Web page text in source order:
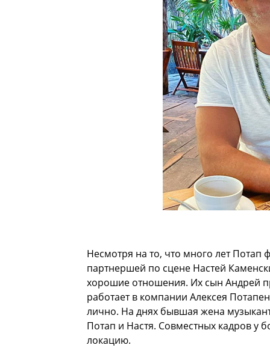
Несмотря на то, что много лет Потап
партнершей по сцене Настей
хорошие отношения. Их сын Андрей
работает в компании Алексея
лично. На днях бывшая жена
Потап и Настя. Совместных кадров у
локацию.